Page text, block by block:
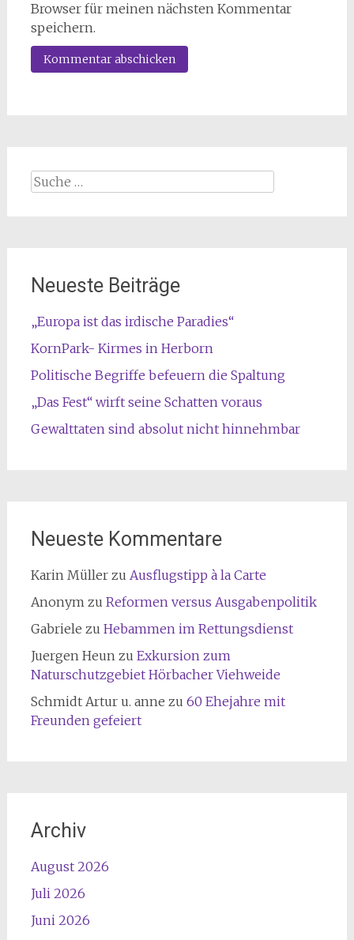
Browser für meinen nächsten Kommentar
speichern.
Suche
Neueste Beiträge
„Europa ist das irdische Paradies“
KornPark- Kirmes in Herborn
Politische Begriffe befeuern die Spaltung
„Das Fest“ wirft seine Schatten voraus
Gewalttaten sind absolut nicht hinnehmbar
Neueste Kommentare
Karin Müllerzu Ausflugstipp à la Carte
Anonymzu Reformen versus Ausgabenpolitik
Gabriele zu Hebammen im Rettungsdienst
Juergen Heunzu Exkursion zum
Naturschutzgebiet Hörbacher Viehweide
Schmidt Artur u. anne zu 60 Ehejahre mit
Freunden gefeiert
Archiv
August 2026
Juli 2026
Juni 2026